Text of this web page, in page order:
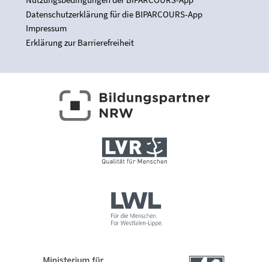
Datenschutzerklärung für die BIPARCOURS-App
Impressum
Erklärung zur Barrierefreiheit